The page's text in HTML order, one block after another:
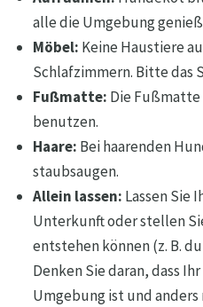
alle die Umgebung
Möbel: Keine Haustiere
Schlafzimmern. Bitte das
Fußmatte: Die
benutzen.
Haare: Bei haarenden
staubsaugen.
Allein lassen: Lassen Sie
Unterkunft oder stellen
entstehen können (z. B.
Denken Sie daran, dass
Umgebung ist und anders